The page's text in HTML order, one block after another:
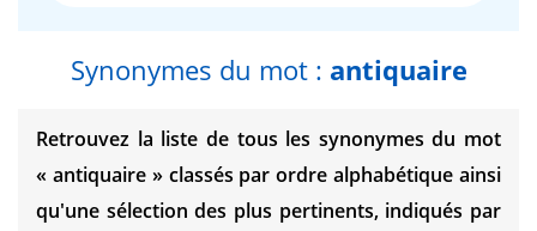
Synonymes du mot : antiquaire
Retrouvez la liste de tous les synonymes du mot
« antiquaire »classés par ordre alphabétique ainsi
qu'une sélection des plus pertinents, indiqués par